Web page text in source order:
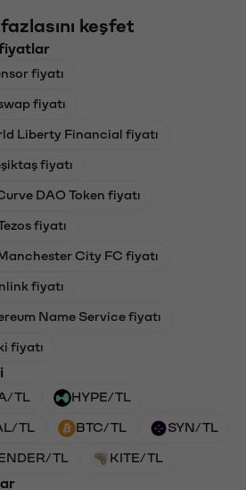
keşfet
fiyatlar
fiyatı
fiyatı
Liberty Financial fiyatı
fiyatı
DAO Token fiyatı
fiyatı
City FC fiyatı
fiyatı
Name Service fiyatı
fiyatı
TL HYPE/TL
TL BTC/TL SYN/TL
TL KITE/TL